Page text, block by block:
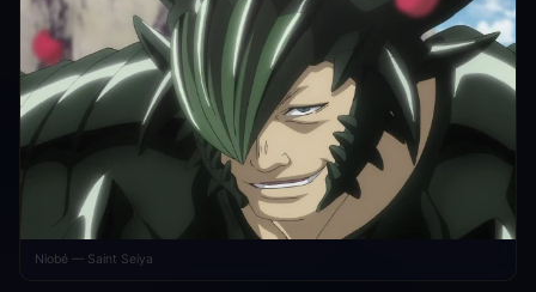
Niobé — Saint Seiya